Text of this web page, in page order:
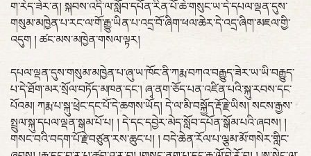
ག་རེད་ཟེར་ན། སྐབས་འདི་ལ་སློབ་དཔོན་རིན་པོ་ཆེ་གསུང་ཡ་དེ་དཔལ་ལྡན་དུས་
གསུམ་མཁྱེན་པ་རང་ལ་གོ་རྒྱུ་ཡིན་པ་འདྲ་བོ་ཞིག་ཕལ་ཆེར་དེ་འདྲ་ཞིག་མཇལ་གྱི་
འདུག ། ཚང་མས་མཁྱེན་གསལ་ལྟར།
དཔལ་ལྡན་དུས་གསུམ་མཁྱེན་པ་ཞུ་ཡ་ཁོང་ནི་ཀརྨ་བཀའ་བརྒྱུད་ཟེར་ཡ་ཡི་བརྒྱུད་
པ་དེ་ཐོག་མར་སྲོལ་བཏོད་མཁན་དང་། ཞྭ་ནག་ཅོད་པན་འཛིན་པའི་སྐུ་རབས་དང་
པོའམ། ཀརྨ་པ་སྐུ་ཕྲེང་དང་པོ་དེ་ཆགས་ཡོད། དེ་ལ་མི་བསྐྱོད་རྡོ་རྗེ་ཡིས། སངས་རྒྱས་
སྤྲུལ་སྐུ་དཔལ་ལྡན་སྒམ་པོ་པ། ། དེ་དང་དབྱེར་མེད་སློབ་དཔོན་སྒོམ་པའི་ཞབས། །
གསང་བའི་བདག་པོ་རྗེ་བཙུན་རས་ཆུང་པ། ། བདེ་ཆེན་རོལ་པ་ལྕམ་མོ་གསེར་གླིང་